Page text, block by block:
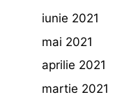
iunie 2021
mai 2021
aprilie 2021
martie 2021